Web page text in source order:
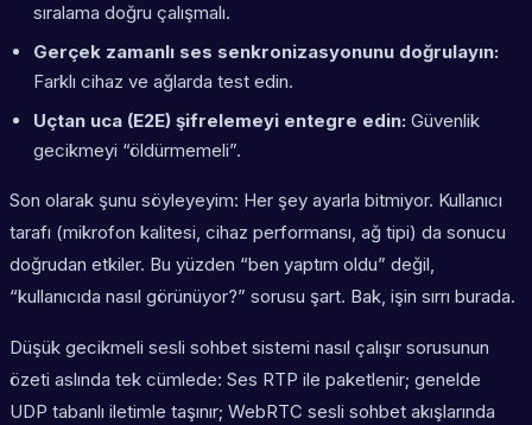
sıralama doğru çalışmalı.
Gerçek zamanlı ses senkronizasyonunu doğrulayın:
Farklı cihaz ve ağlarda test edin.
Uçtan uca (E2E) şifrelemeyi entegre edin: Güvenlik
gecikmeyi “öldürmemeli”.
Son olarak şunu söyleyeyim: Her şey ayarla bitmiyor. Kullanıcı
tarafı (mikrofon kalitesi, cihaz performansı, ağ tipi) da sonucu
doğrudan etkiler. Bu yüzden “ben yaptım oldu” değil,
“kullanıcıda nasıl görünüyor?” sorusu şart. Bak, işin sırrı burada.
Düşük gecikmeli sesli sohbet sistemi nasıl çalışır sorusunun
özeti aslında tek cümlede: Ses RTP ile paketlenir; genelde
UDP tabanlı iletimle taşınır; WebRTC sesli sohbet akışlarında